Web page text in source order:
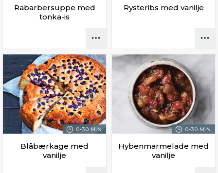
Rabarbersuppe med
tonka-is
Rysteribs med vanilje
0-30 MIN.
Blåbærkage med
vanilje
0-30 MIN.
Hybenmarmelade med
vanilje